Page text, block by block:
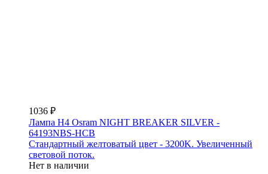
1036 ₽
Лампа H4 Osram NIGHT BREAKER SILVER -
64193NBS-HCB
Стандартный желтоватый цвет - 3200K. Увеличенный
световой поток.
Нет в наличии